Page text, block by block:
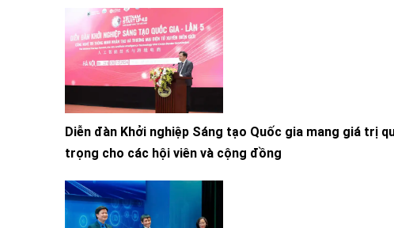
Diễn đàn Khởi nghiệp Sáng tạo Quốc gia mang giá trị
trọng cho các hội viên và cộng đồng